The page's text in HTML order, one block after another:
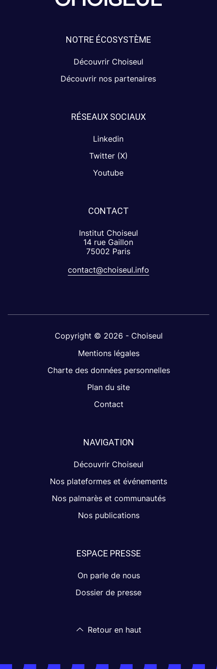
NOTRE ÉCOSYSTÈME
Découvrir Choiseul
Découvrir nos partenaires
RÉSEAUX SOCIAUX
Linkedin
Twitter (X)
Youtube
CONTACT
Institut Choiseul
14 rue Gaillon
75002 Paris
contact@choiseul.info
Copyright © 2026 - Choiseul
Mentions légales
Charte des données personnelles
Plan du site
Contact
NAVIGATION
Découvrir Choiseul
Nos plateformes et événements
Nos palmarès et communautés
Nos publications
ESPACE PRESSE
On parle de nous
Dossier de presse
Retour en haut